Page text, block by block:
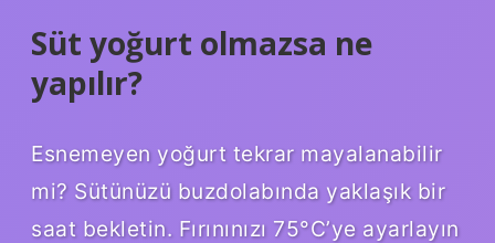
Süt yoğurt olmazsa ne
yapılır?
Esnemeyen yoğurt tekrar mayalanabilir
mi? Sütünüzü buzdolabında yaklaşık bir
saat bekletin. Fırınınızı 75°C’ye ayarlayın